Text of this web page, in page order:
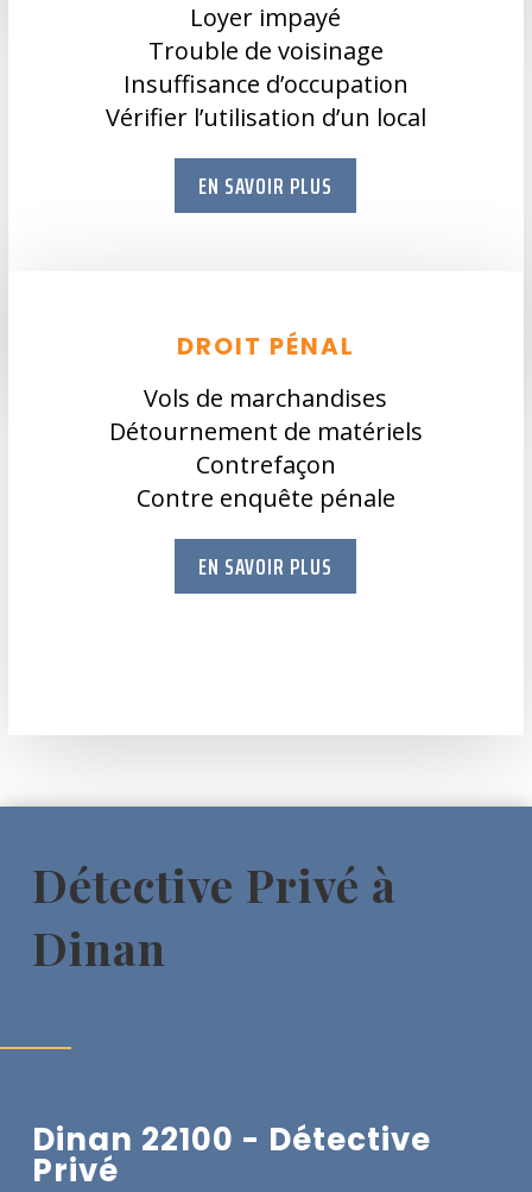
Loyer impayé
Trouble de voisinage
Insuffisance d’occupation
Vérifier l’utilisation d’un local
EN SAVOIR PLUS
DROIT PÉNAL
Vols de marchandises
Détournement de matériels
Contrefaçon
Contre enquête pénale
EN SAVOIR PLUS
Détective Privé à
Dinan
Dinan 22100 - Détective
Privé